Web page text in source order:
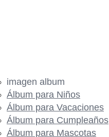
imagen album
Álbum para Niños
Álbum para Vacaciones
Álbum para Cumpleaños
Álbum para Mascotas